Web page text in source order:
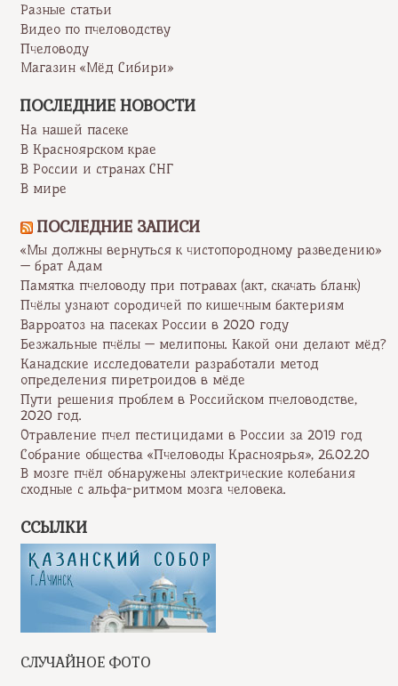
Разные статьи
Видео по пчеловодству
Пчеловоду
Магазин «Мёд Сибири»
ПОСЛЕДНИЕ НОВОСТИ
На нашей пасеке
В Красноярском крае
В России и странах СНГ
В мире
ПОСЛЕДНИЕ ЗАПИСИ
«Мы должны вернуться к чистопородному разведению»
— брат Адам
Памятка пчеловоду при потравах (акт, скачать бланк)
Пчёлы узнают сородичей по кишечным бактериям
Варроатоз на пасеках России в 2020 году
Безжальные пчёлы — мелипоны. Какой они делают мёд?
Канадские исследователи разработали метод
определения пиретроидов в мёде
Пути решения проблем в Российском пчеловодстве,
2020 год.
Отравление пчел пестицидами в России за 2019 год
Собрание общества «Пчеловоды Красноярья», 26.02.20
В мозге пчёл обнаружены электрические колебания
сходные с альфа-ритмом мозга человека.
ССЫЛКИ
СЛУЧАЙНОЕ ФОТО